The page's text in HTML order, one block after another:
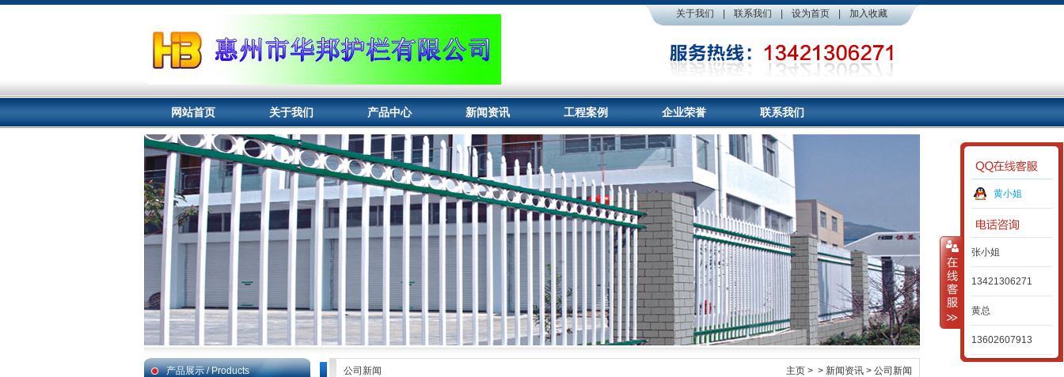
关于我们 | 联系我们 | 设为首页 | 加入收藏
网站首页 关于我们 产品中心 新闻资讯 工程案例 企业荣誉 联系我们
产品展示 / Products 主页 > > 新闻资讯 > 公司新闻
公司新闻
黄小姐
张小姐
13421306271
黄总
13602607913